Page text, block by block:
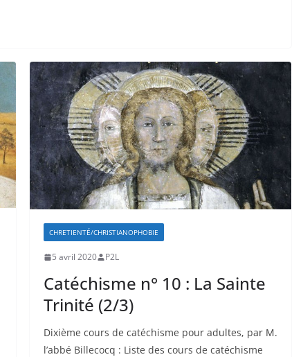
CHRETIENTÉ/CHRISTIANOPHOBIE
5 avril 2020 P2L
Catéchisme n° 10 : La Sainte
Trinité (2/3)
Dixième cours de catéchisme pour adultes, par M.
l’abbé Billecocq : Liste des cours de catéchisme